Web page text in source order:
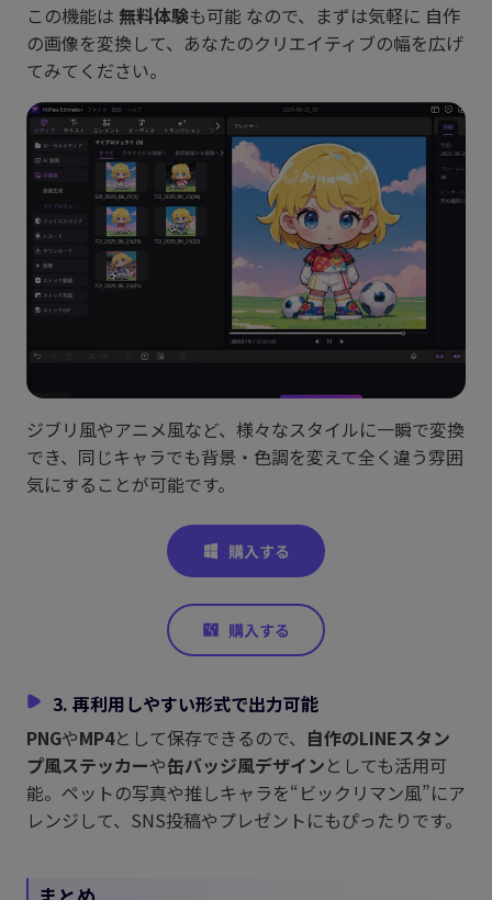
この機能は 無料体験も可能 なので、まずは気軽に 自作
の画像を変換して、あなたのクリエイティブの幅を広げ
てみてください。
ジブリ風やアニメ風など、様々なスタイルに一瞬で変換
でき、同じキャラでも背景・色調を変えて全く違う雰囲
気にすることが可能です。
3. 再利用しやすい形式で出力可能
PNGやMP4として保存できるので、 自作のLINEスタン
プ風ステッカーや缶バッジ風デザインとしても活用可
能。ペットの写真や推しキャラを“ビックリマン風”にア
レンジして、SNS投稿やプレゼントにもぴったりです。